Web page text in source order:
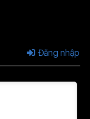
Tập 42
Tập 45
Đăng nhập